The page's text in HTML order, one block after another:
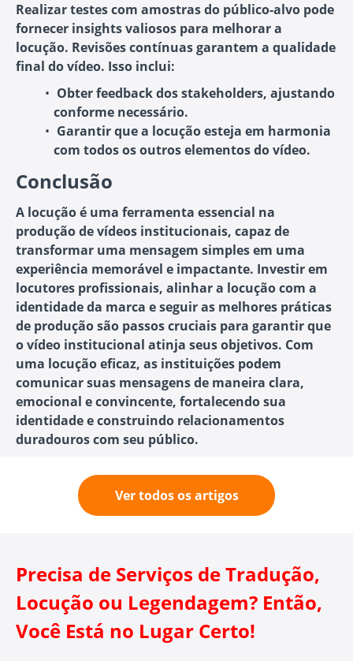
Realizar testes com amostras do público-alvo pode
fornecer insights valiosos para melhorar a
locução. Revisões contínuas garantem a qualidade
final do vídeo. Isso inclui:
Obter feedback dos stakeholders, ajustando
conforme necessário.
Garantir que a locução esteja em harmonia
com todos os outros elementos do vídeo.
Conclusão
A locução é uma ferramenta essencial na
produção de vídeos institucionais, capaz de
transformar uma mensagem simples em uma
experiência memorável e impactante. Investir em
locutores profissionais, alinhar a locução com a
identidade da marca e seguir as melhores práticas
de produção são passos cruciais para garantir que
o vídeo institucional atinja seus objetivos. Com
uma locução eficaz, as instituições podem
comunicar suas mensagens de maneira clara,
emocional e convincente, fortalecendo sua
identidade e construindo relacionamentos
duradouros com seu público.
Ver todos os artigos
Precisa de Serviços de Tradução,
Locução ou Legendagem? Então,
Você Está no Lugar Certo!